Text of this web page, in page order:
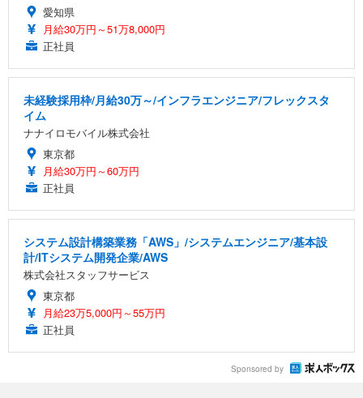
愛知県
月給30万円～51万8,000円
正社員
未経験採用枠/月給30万～/インフラエンジニア/フレックスタ
イム
ナナイロモバイル株式会社
東京都
月給30万円～60万円
正社員
システム設計構築業務「AWS」/システムエンジニア/基本設
計/ITシステム開発企業/AWS
株式会社スタッフサービス
東京都
月給23万5,000円～55万円
正社員
Sponsored by